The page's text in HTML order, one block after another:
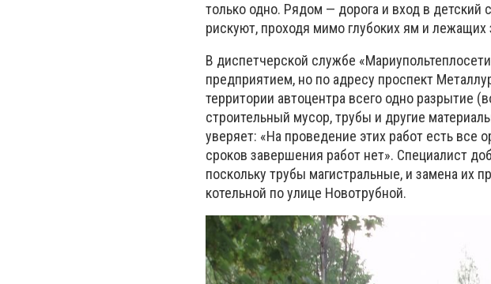
только одно. Рядом — дорога и вход в
рискуют, проходя мимо глубоких ям и
В диспетчерской службе
предприятием, но по адресу проспект
территории автоцентра всего одно разрытие
строительный мусор, трубы и другие
уверяет: «На проведение этих работ есть все
сроков завершения работ нет». Специалист
поскольку трубы магистральные, и замена их
котельной по улице Новотрубной.